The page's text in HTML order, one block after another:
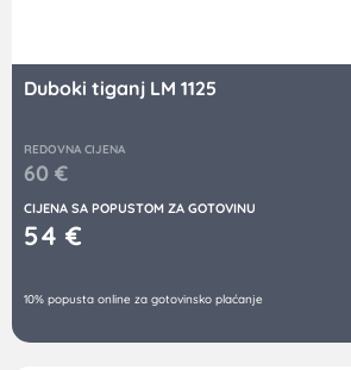
Duboki tiganj LM 1125
REDOVNA CIJENA
60 €
CIJENA SA POPUSTOM ZA GOTOVINU
54 €
10% popusta online za gotovinsko plaćanje